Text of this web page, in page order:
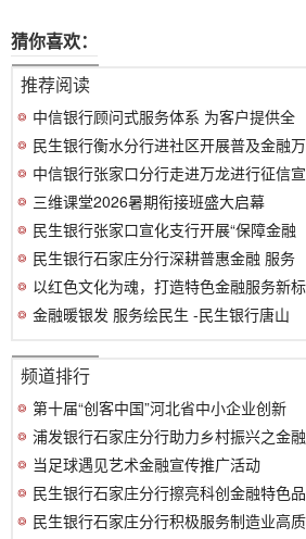
猜你喜欢：
推荐阅读
中信银行顾问式服务体系 为客户提供全
民生银行衡水分行进社区开展普及金融万
中信银行张家口分行走进万龙进行征信宣
三维课堂2026暑期衔接班盛大启幕
民生银行张家口宣化支行开展“保障金融
民生银行石家庄分行深耕普惠金融 服务
以红色文化为魂，打造特色金融服务新
金融暖银发 服务绘民生 -民生银行唐山
频道排行
第十届“创客中国”河北省中小企业创新
浦发银行石家庄分行助力乡村振兴之金融
当足球遇见艺术金融宣传推广活动
民生银行石家庄分行擦亮科创金融特色品
民生银行石家庄分行积极服务制造业高质